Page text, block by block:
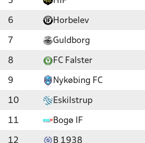
6 Horbelev
7 Guldborg
8 FC Falster
9 Nykøbing FC
10 Eskilstrup
11 Bogø IF
12 B 1938